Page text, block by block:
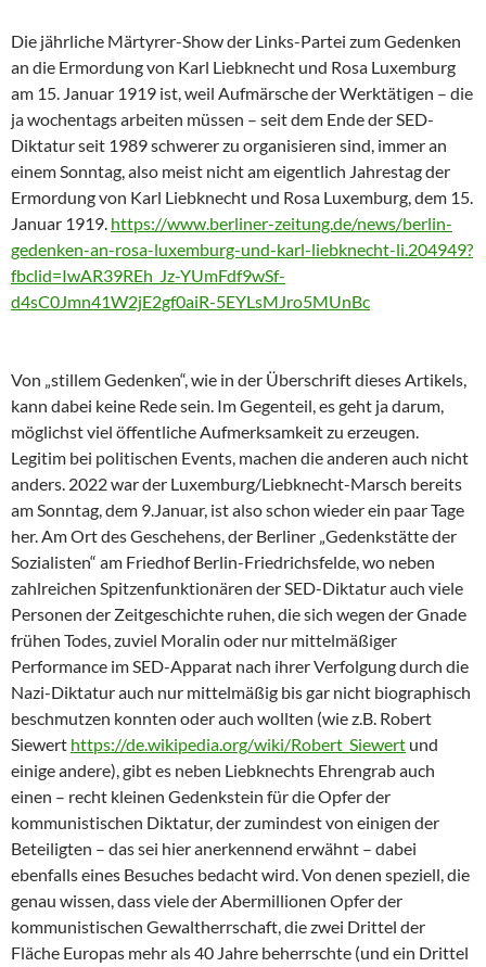
Die jährliche Märtyrer-Show der Links-Partei zum Gedenken
an die Ermordung von Karl Liebknecht und Rosa Luxemburg
am 15. Januar 1919 ist, weil Aufmärsche der Werktätigen – die
ja wochentags arbeiten müssen – seit dem Ende der SED-
Diktatur seit 1989 schwerer zu organisieren sind, immer an
einem Sonntag, also meist nicht am eigentlich Jahrestag der
Ermordung von Karl Liebknecht und Rosa Luxemburg, dem 15.
Januar 1919. https://www.berliner-zeitung.de/news/berlin-
gedenken-an-rosa-luxemburg-und-karl-liebknecht-li.204949?
fbclid=IwAR39REh_Jz-YUmFdf9wSf-
d4sC0Jmn41W2jE2gf0aiR-5EYLsMJro5MUnBc
Von „stillem Gedenken“, wie in der Überschrift dieses Artikels,
kann dabei keine Rede sein. Im Gegenteil, es geht ja darum,
möglichst viel öffentliche Aufmerksamkeit zu erzeugen.
Legitim bei politischen Events, machen die anderen auch nicht
anders. 2022 war der Luxemburg/Liebknecht-Marsch bereits
am Sonntag, dem 9.Januar, ist also schon wieder ein paar Tage
her. Am Ort des Geschehens, der Berliner „Gedenkstätte der
Sozialisten“ am Friedhof Berlin-Friedrichsfelde, wo neben
zahlreichen Spitzenfunktionären der SED-Diktatur auch viele
Personen der Zeitgeschichte ruhen, die sich wegen der Gnade
frühen Todes, zuviel Moralin oder nur mittelmäßiger
Performance im SED-Apparat nach ihrer Verfolgung durch die
Nazi-Diktatur auch nur mittelmäßig bis gar nicht biographisch
beschmutzen konnten oder auch wollten (wie z.B. Robert
Siewert https://de.wikipedia.org/wiki/Robert_Siewert und
einige andere), gibt es neben Liebknechts Ehrengrab auch
einen – recht kleinen Gedenkstein für die Opfer der
kommunistischen Diktatur, der zumindest von einigen der
Beteiligten – das sei hier anerkennend erwähnt – dabei
ebenfalls eines Besuches bedacht wird. Von denen speziell, die
genau wissen, dass viele der Abermillionen Opfer der
kommunistischen Gewaltherrschaft, die zwei Drittel der
Fläche Europas mehr als 40 Jahre beherrschte (und ein Drittel